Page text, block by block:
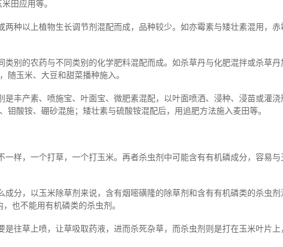
田应用等。
两种以上植物生长调节剂混配而成，品种较少。如亦霉素与矮壮素混用，
类别的农药与不同类别的化学肥料混配而成。如杀草丹与化肥混拌或杀草丹
随玉米、大豆和甜菜播种施入。
是丰产素、喷施宝、叶面宝、微肥素混配，以叶面喷洒、浸种、浸苗或灌浇
钼酸铵、硼砂混施；矮壮素与硫酸铵混配后，用追肥方法施入麦田等。
一样，一个打草，一个打玉米。再者杀虫剂中可能含有有机磷成分，容易
成分，以玉米除草剂来说，含有烟嘧磺隆的除草剂和含有有机磷类的杀虫
也不能用有机磷类的杀虫剂。
是往草上喷，让草吸取药液，进而杀死杂草，而杀虫剂则是打在玉米叶片上